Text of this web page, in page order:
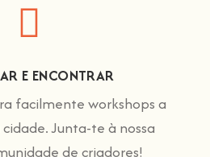
E ENCONTRAR
facilmente workshops a
Junta-te à nossa
de criadores!